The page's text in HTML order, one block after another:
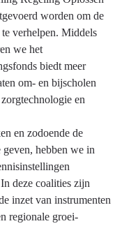
worden om de
verhelpen. Middels
we het
biedt meer
om- en bijscholen
en
en zodoende de
hebben we in
deze coalities zijn
inzet van instrumenten
regionale groei-